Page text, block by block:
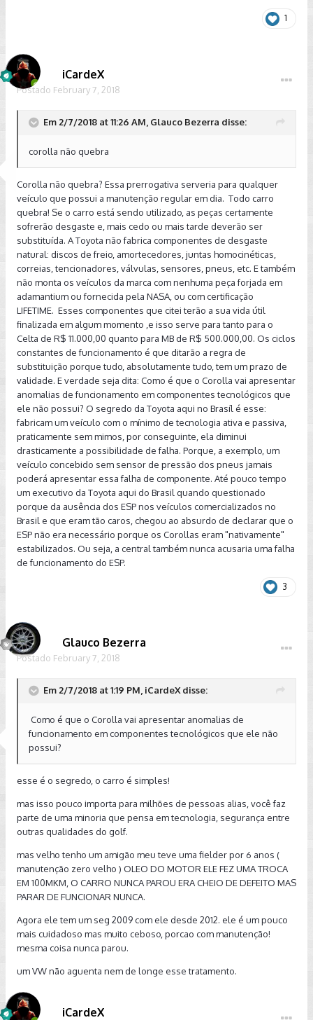
1
iCardeX
Postado February 7, 2018
Em 2/7/2018 at 11:26 AM, Glauco Bezerra disse:
corolla não quebra
Corolla não quebra? Essa prerrogativa serveria para qualquer
veículo que possui a manutenção regular em dia. Todo carro
quebra! Se o carro está sendo utilizado, as peças certamente
sofrerão desgaste e, mais cedo ou mais tarde deverão ser
substituída. A Toyota não fabrica componentes de desgaste
natural: discos de freio, amortecedores, juntas homocinéticas,
correias, tencionadores, válvulas, sensores, pneus, etc. E também
não monta os veículos da marca com nenhuma peça forjada em
adamantium ou fornecida pela NASA, ou com certificação
LIFETIME. Esses componentes que citei terão a sua vida útil
finalizada em algum momento ,e isso serve para tanto para o
Celta de R$ 11.000,00 quanto para MB de R$ 500.000,00. Os ciclos
constantes de funcionamento é que ditarão a regra de
substituição porque tudo, absolutamente tudo, tem um prazo de
validade. E verdade seja dita: Como é que o Corolla vai apresentar
anomalias de funcionamento em componentes tecnológicos que
ele não possui? O segredo da Toyota aqui no Brasíl é esse:
fabricam um veículo com o mínimo de tecnologia ativa e passiva,
praticamente sem mimos, por conseguinte, ela diminui
drasticamente a possibilidade de falha. Porque, a exemplo, um
veículo concebido sem sensor de pressão dos pneus jamais
poderá apresentar essa falha de componente. Até pouco tempo
um executivo da Toyota aqui do Brasil quando questionado
porque da ausência dos ESP nos veículos comercializados no
Brasil e que eram tão caros, chegou ao absurdo de declarar que o
ESP não era necessário porque os Corollas eram "nativamente"
estabilizados. Ou seja, a central também nunca acusaria uma falha
de funcionamento do ESP.
3
Glauco Bezerra
Postado February 7, 2018
Em 2/7/2018 at 1:19 PM, iCardeX disse:
Como é que o Corolla vai apresentar anomalias de
funcionamento em componentes tecnológicos que ele não
possui?
esse é o segredo, o carro é simples!
mas isso pouco importa para milhões de pessoas alias, você faz
parte de uma minoria que pensa em tecnologia, segurança entre
outras qualidades do golf.
mas velho tenho um amigão meu teve uma fielder por 6 anos (
manutenção zero velho ) OLEO DO MOTOR ELE FEZ UMA TROCA
EM 100MKM, O CARRO NUNCA PAROU ERA CHEIO DE DEFEITO MAS
PARAR DE FUNCIONAR NUNCA.
Agora ele tem um seg 2009 com ele desde 2012. ele é um pouco
mais cuidadoso mas muito ceboso, porcao com manutenção!
mesma coisa nunca parou.
um VW não aguenta nem de longe esse tratamento.
iCardeX